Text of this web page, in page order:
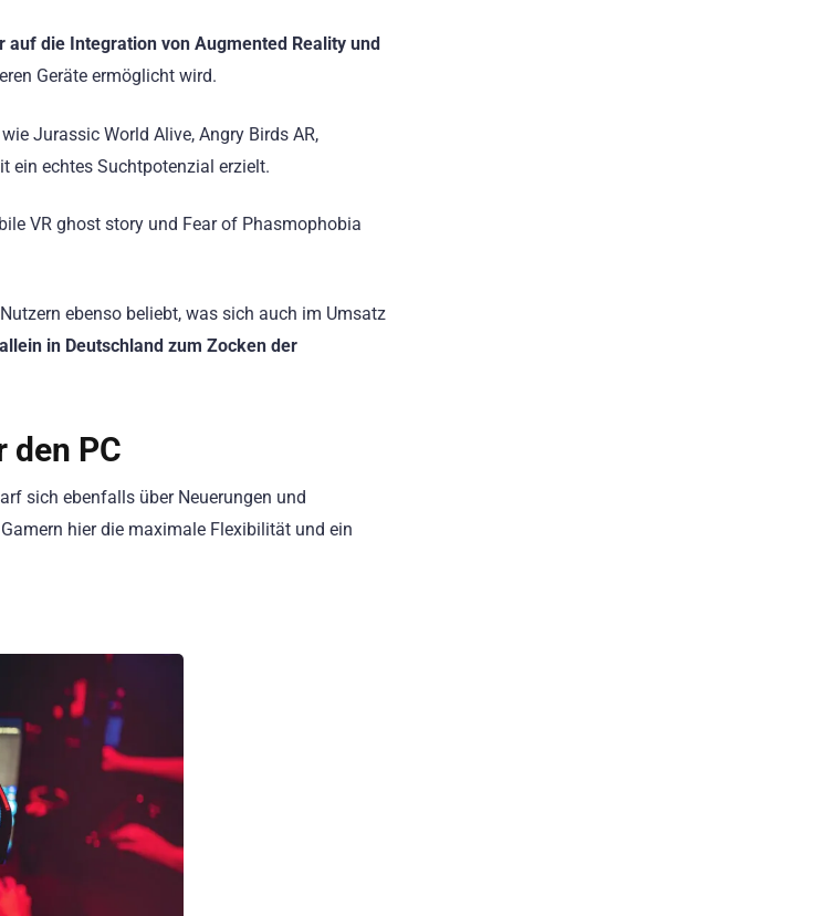
auf die Integration von Augmented Reality und
Geräte ermöglicht wird.
Jurassic World Alive, Angry Birds AR,
ein echtes Suchtpotenzial erzielt.
VR ghost story und Fear of Phasmophobia
ebenso beliebt, was sich auch im Umsatz
in Deutschland zum Zocken der
den PC
sich ebenfalls über Neuerungen und
hier die maximale Flexibilität und ein